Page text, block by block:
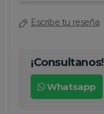
Escribe tu reseña
¡Consultanos!
Whatsapp